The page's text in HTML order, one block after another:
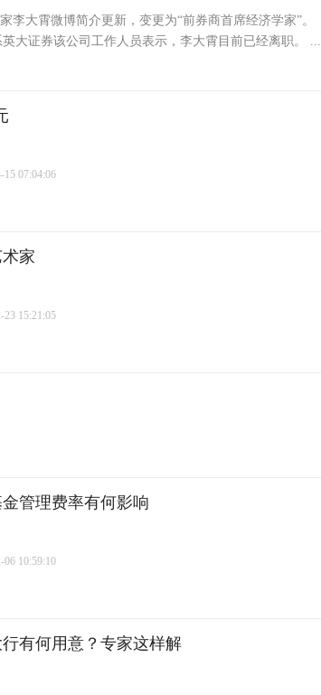
李大霄微博简介更新，变更为“前券商首席经济学家”。
大证券该公司工作人员表示，李大霄目前已经离职。 ...
07:04:06
家
15:21:05
管理费率有何影响
10:59:10
有何用意？专家这样解